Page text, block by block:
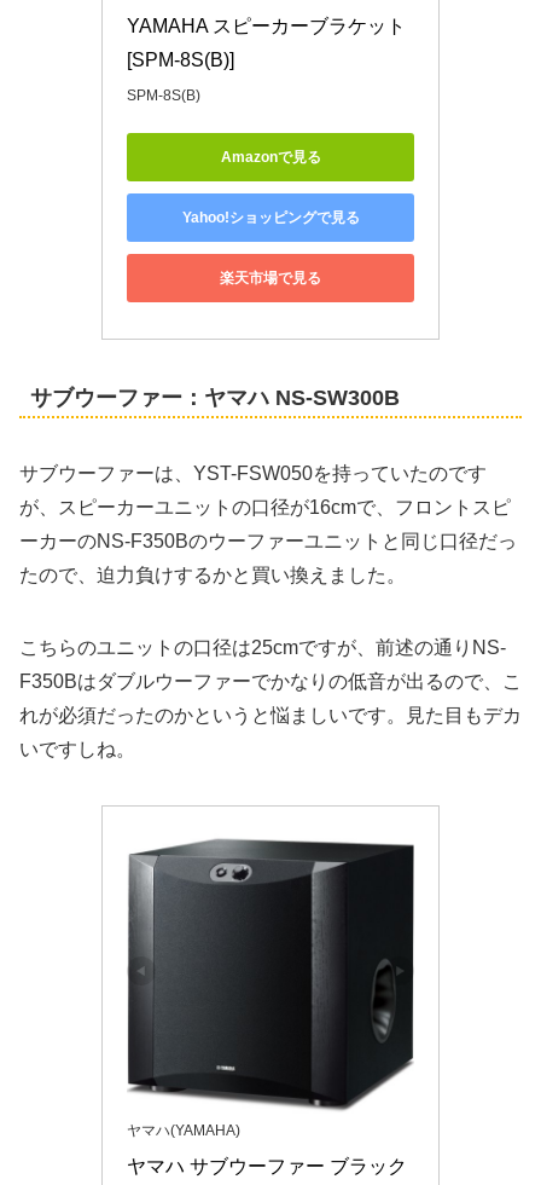
YAMAHA スピーカーブラケット
[SPM-8S(B)]
SPM-8S(B)
Amazonで見る
Yahoo!ショッピングで見る
楽天市場で見る
サブウーファー：ヤマハ NS-SW300B
サブウーファーは、YST-FSW050を持っていたのです
が、スピーカーユニットの口径が16cmで、フロントスピ
ーカーのNS-F350Bのウーファーユニットと同じ口径だっ
たので、迫力負けするかと買い換えました。
こちらのユニットの口径は25cmですが、前述の通りNS-
F350Bはダブルウーファーでかなりの低音が出るので、こ
れが必須だったのかというと悩ましいです。見た目もデカ
いですしね。
ヤマハ(YAMAHA)
ヤマハ サブウーファー ブラック